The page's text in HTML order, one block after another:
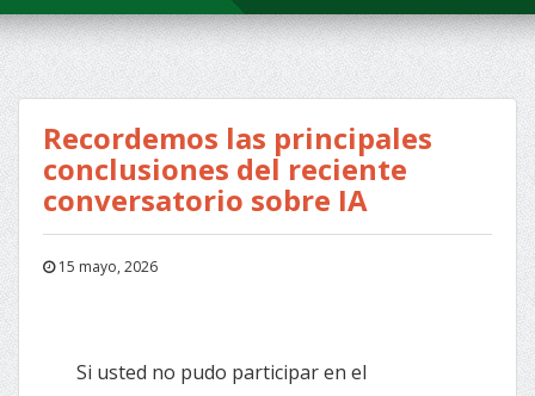
Recordemos las principales
conclusiones del reciente
conversatorio sobre IA
15 mayo, 2026
Si usted no pudo participar en el